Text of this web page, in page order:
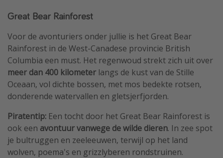
Great Bear Rainforest
Voor de avonturiers onder jullie is het Great Bear
Rainforest in de West-Canadese provincie British
Columbia een must. Het regenwoud strekt zich uit over
meer dan 400 kilometer langs de kust van de Stille
Oceaan, vol dichte bossen, met mos bedekte rotsen,
donderende watervallen en gletsjerfjorden.
Piratentip: Een tocht door het Great Bear Rainforest is
ook een avontuur vanwege de wilde dieren. In zee spot
je bultruggen en zeeleeuwen, terwijl op het land
wolven, poema's en grizzlyberen rondstruinen.